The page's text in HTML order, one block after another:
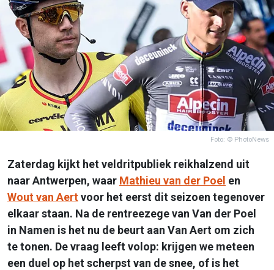
Foto: © PhotoNews
Zaterdag kijkt het veldritpubliek reikhalzend uit
naar Antwerpen, waar Mathieu van der Poel en
Wout van Aertvoor het eerst dit seizoen tegenover
elkaar staan. Na de rentreezege van Van der Poel
in Namen is het nu de beurt aan Van Aert om zich
te tonen. De vraag leeft volop: krijgen we meteen
een duel op het scherpst van de snee, of is het